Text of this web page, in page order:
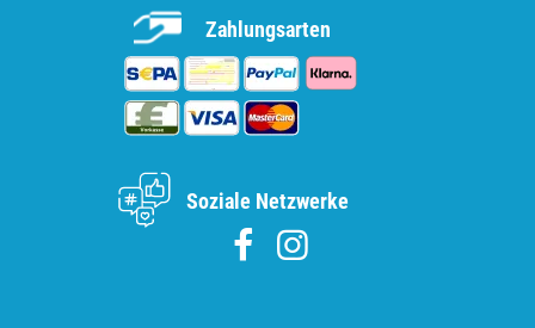
Zahlungsarten
Soziale Netzwerke